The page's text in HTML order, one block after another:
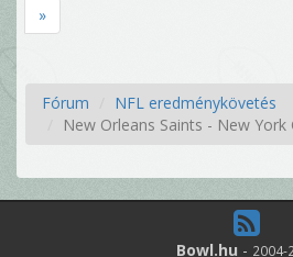
»
Fórum
NFL eredménykövetés
New Orleans Saints - New York
Bowl.hu - 2004-